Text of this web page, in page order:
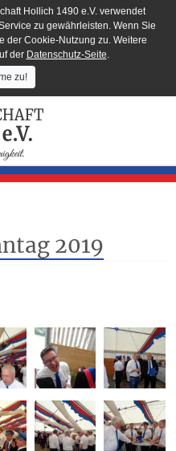
2019
Hollich 1490 e.V. verwendet
zu gewährleisten. Wenn Sie
der Cookie-Nutzung zu. Weitere
der Datenschutz-Seite.
zu!